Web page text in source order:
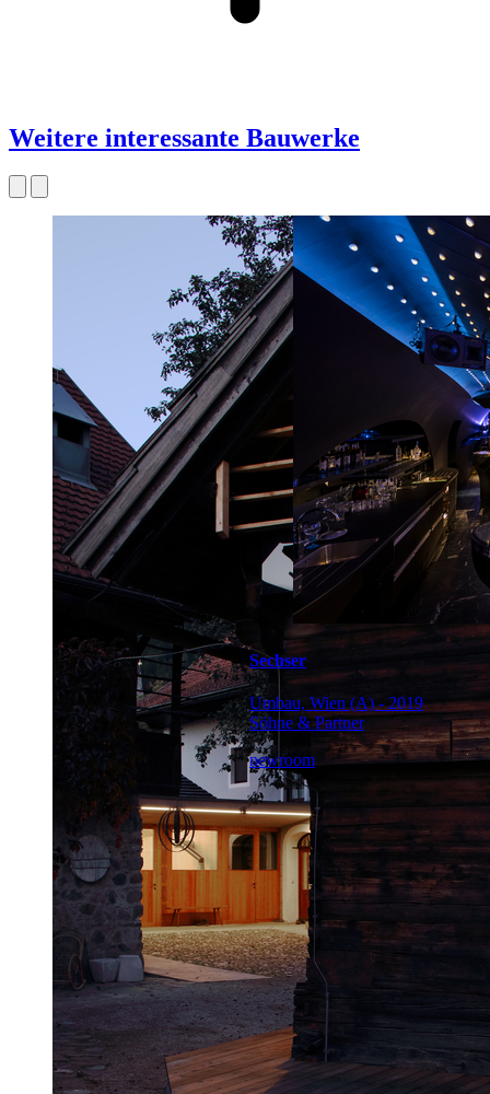
Weitere interessante Bauwerke
Sechser
Umbau, Wien (A) - 2019
Söhne & Partner
newroom